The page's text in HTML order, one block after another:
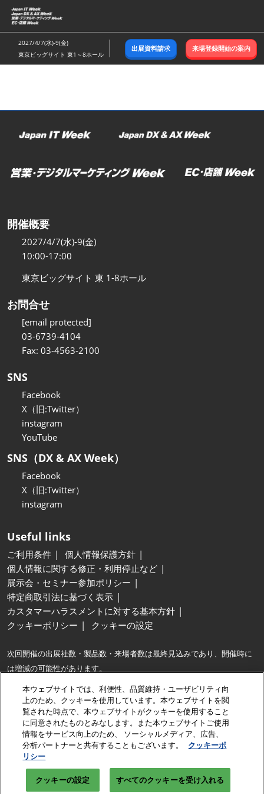
ス
キ
ッ
し
む
2027/4/7(水)-9(金)
東京ビッグサイト 東1～8ホール
出展資料請求 来場登録開始の案内
開催概要
2027/4/7(水)-9(金)
10:00-17:00
東京ビッグサイト 東 1-8ホール
お問合せ
[email protected]
03-6739-4104
Fax: 03-4563-2100
SNS
Facebook
X（旧:Twitter）
instagram
YouTube
SNS（DX & AX Week）
Facebook
X（旧:Twitter）
instagram
Useful links
ご利用条件
個人情報保護方針
個人情報に関する修正・利用停止など
展示会・セミナー参加ポリシー
特定商取引法に基づく表示
カスタマーハラスメントに対する基本方針
クッキーポリシー
クッキーの設定
次回開催の出展社数・製品数・来場者数は最終見込みであり、開催時に
は増減の可能性があります。
※最大…同種の展示会との出展社数および製品展示面積の比較。
※出展社数は、出展契約企業に加え、共同出展するグループ企業・パート
ナー企業数も含みます。
Copyright © RX Japan GK
本ウェブサイトでは、利便性、品質維持・ユーザビリティ向
上のため、クッキーを使用しています。本ウェブサイトを閲
覧された時点で、本ウェブサイトがクッキーを使用すること
に同意されたものとみなします。また本ウェブサイトご使用
情報をサービス向上のため、 ソーシャルメディア、広告、
分析パートナーと共有することもございます。
クッキーポ
リシー
クッキーの設定 すべてのクッキーを受け入れる